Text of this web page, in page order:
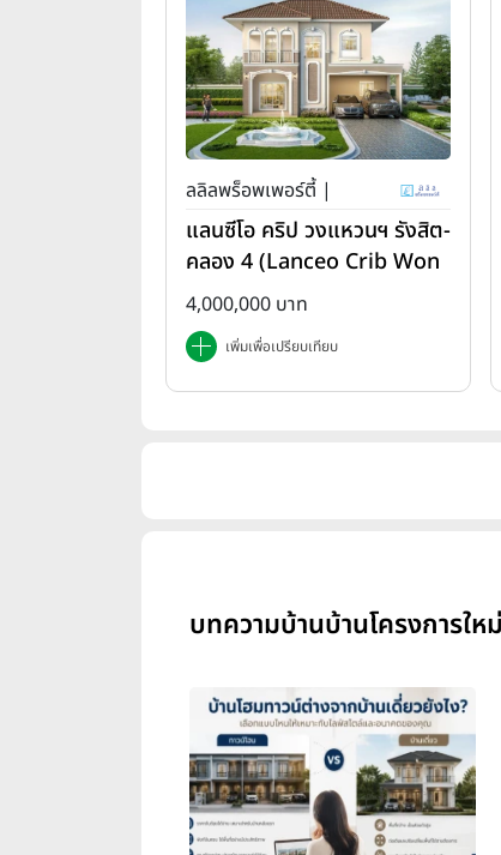
ลลิลพร็อพเพอร์ตี้ |
แลนซีโอ คริป วงแหวนฯ รังสิต-
คลอง 4 (Lanceo Crib Won
gwan Rangsit-Khlong4)
4,000,000 บาท
เพิ่มเพื่อเปรียบเทียบ
บทความบ้านบ้านโครงการใ